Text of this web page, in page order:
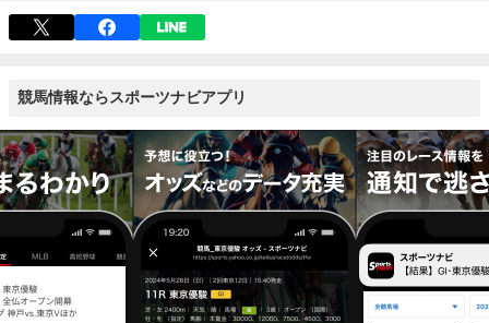
競馬情報ならスポーツナビアプリ